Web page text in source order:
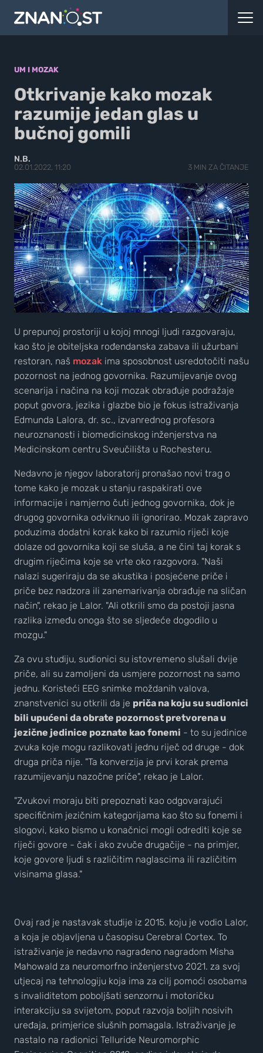
UM I MOZAK
Otkrivanje kako mozak
razumije jedan glas u
bučnoj gomili
N.B.
02.01.2022, 11:20 3 MIN ZA ČITANJE
U prepunoj prostoriji u kojoj mnogi ljudi razgovaraju,
kao što je obiteljska rođendanska zabava ili užurbani
restoran, naš mozak ima sposobnost usredotočiti našu
pozornost na jednog govornika. Razumijevanje ovog
scenarija i načina na koji mozak obrađuje podražaje
poput govora, jezika i glazbe bio je fokus istraživanja
Edmunda Lalora, dr. sc., izvanrednog profesora
neuroznanosti i biomedicinskog inženjerstva na
Medicinskom centru Sveučilišta u Rochesteru.
Nedavno je njegov laboratorij pronašao novi trag o
tome kako je mozak u stanju raspakirati ove
informacije i namjerno čuti jednog govornika, dok je
drugog govornika odviknuo ili ignorirao. Mozak zapravo
poduzima dodatni korak kako bi razumio riječi koje
dolaze od govornika koji se sluša, a ne čini taj korak s
drugim riječima koje se vrte oko razgovora. "Naši
nalazi sugeriraju da se akustika i posjećene priče i
priče bez nadzora ili zanemarivanja obrađuje na sličan
način", rekao je Lalor. "Ali otkrili smo da postoji jasna
razlika između onoga što se sljedeće dogodilo u
mozgu."
Za ovu studiju, sudionici su istovremeno slušali dvije
priče, ali su zamoljeni da usmjere pozornost na samo
jednu. Koristeći EEG snimke moždanih valova,
znanstvenici su otkrili da je priča na koju su sudionici
bili upućeni da obrate pozornost pretvorena u
jezične jedinice poznate kao fonemi - to su jedinice
zvuka koje mogu razlikovati jednu riječ od druge - dok
druga priča nije. "Ta konverzija je prvi korak prema
razumijevanju nazočne priče", rekao je Lalor.
"Zvukovi moraju biti prepoznati kao odgovarajući
specifičnim jezičnim kategorijama kao što su fonemi i
slogovi, kako bismo u konačnici mogli odrediti koje se
riječi govore - čak i ako zvuče drugačije - na primjer,
koje govore ljudi s različitim naglascima ili različitim
visinama glasa."
Ovaj rad je nastavak studije iz 2015. koju je vodio Lalor,
a koja je objavljena u časopisu Cerebral Cortex. To
istraživanje je nedavno nagrađeno nagradom Misha
Mahowald za neuromorfno inženjerstvo 2021. za svoj
utjecaj na tehnologiju koja ima za cilj pomoći osobama
s invaliditetom poboljšati senzornu i motoričku
interakciju sa svijetom, poput razvoja boljih nosivih
uređaja, primjerice slušnih pomagala. Istraživanje je
nastalo na radionici Telluride Neuromorphic